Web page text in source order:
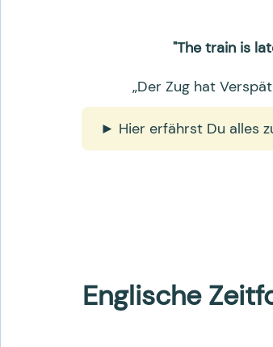
"The train is
„Der Zug hat
► Hier erfährst Du alles
Englische